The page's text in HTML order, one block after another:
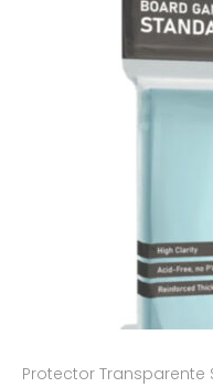
Protector Transparente